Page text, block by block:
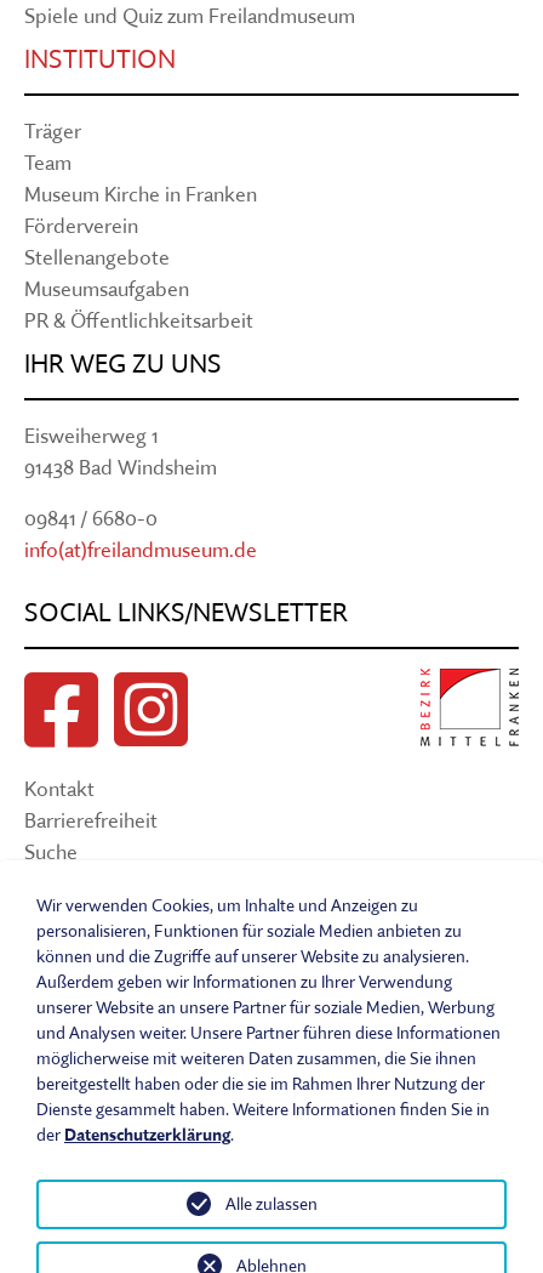
Spiele und Quiz zum Freilandmuseum
INSTITUTION
Träger
Team
Museum Kirche in Franken
Förderverein
Stellenangebote
Museumsaufgaben
PR & Öffentlichkeitsarbeit
IHR WEG ZU UNS
Eisweiherweg 1
91438 Bad Windsheim
09841 / 6680-0
info(at)freilandmuseum.de
SOCIAL LINKS/NEWSLETTER
Kontakt
Barrierefreiheit
Suche
Impressum
Datenschutzerklärung
Barrierefreiheitserklärung
Leichte Sprache
Widerrufsbelehrung
Vertrag widerrufen
AGB
Benutzungsordnung
© 2026 Fränkisches Freilandmuseum - Bad Windsheim | Bezirk
Wir verwenden Cookies, um Inhalte und Anzeigen zu
personalisieren, Funktionen für soziale Medien anbieten zu
können und die Zugriffe auf unserer Website zu analysieren.
Außerdem geben wir Informationen zu Ihrer Verwendung
unserer Website an unsere Partner für soziale Medien, Werbung
und Analysen weiter. Unsere Partner führen diese Informationen
möglicherweise mit weiteren Daten zusammen, die Sie ihnen
bereitgestellt haben oder die sie im Rahmen Ihrer Nutzung der
Dienste gesammelt haben. Weitere Informationen finden Sie in
der Datenschutzerklärung.
Ablehnen
Alle zulassen